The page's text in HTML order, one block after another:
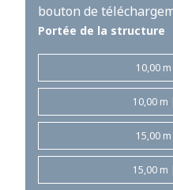
bouton de
Portée de la structure
10,00
10,00 m
15,00
15,00 m